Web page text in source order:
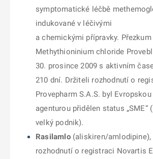
symptomatické léčbě
indukované v léčivými
a chemickými přípravky. Přezkum
Methythioninium chloride
30. prosince 2009 s aktivním
210 dní. Držiteli rozhodnutí o
Provepharm S.A.S. byl
agenturou přidělen status „SME“
velký podnik).
Rasilamlo(aliskiren/amlodipine),
rozhodnutí o registraci Novartis